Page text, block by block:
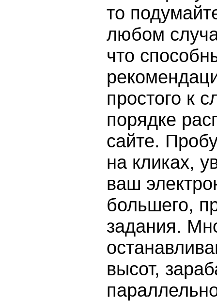
то
любом
что
простого к
порядке
сайте.
на кликах,
ваш
большего,
задания.
высот,